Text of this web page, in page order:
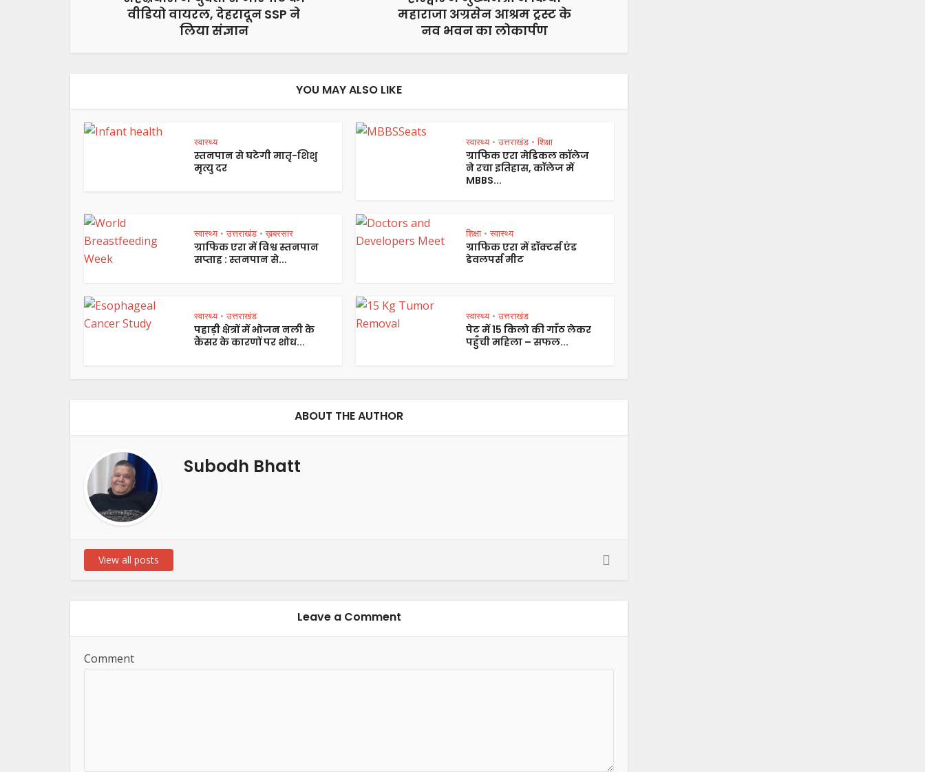
वीडियो वायरल, देहरादून SSP ने
लिया संज्ञान
महाराजा अग्रसेन आश्रम ट्रस्ट के
नव भवन का लोकार्पण
YOU MAY ALSO LIKE
स्वास्थ्य
स्तनपान से घटेगी मातृ-शिशु
मृत्यु दर
स्वास्थ्य • उत्तराखंड • शिक्षा
ग्राफिक एरा मेडिकल कॉलेज
ने रचा इतिहास, कॉलेज में
MBBS...
स्वास्थ्य • उत्तराखंड • ख़बरसार
ग्राफिक एरा में विश्व स्तनपान
सप्ताह : स्तनपान से...
शिक्षा • स्वास्थ्य
ग्राफिक एरा में डॉक्टर्स एंड
डेवलपर्स मीट
स्वास्थ्य • उत्तराखंड
पहाड़ी क्षेत्रों में भोजन नली के
कैंसर के कारणों पर शोध...
स्वास्थ्य • उत्तराखंड
पेट में 15 किलो की गाँठ लेकर
पहुँची महिला – सफल...
ABOUT THE AUTHOR
Subodh Bhatt
View all posts
Leave a Comment
Comment